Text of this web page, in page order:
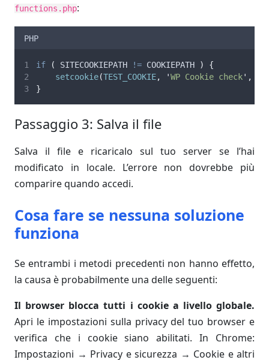
functions.php:
PHP
if ( SITECOOKIEPATH != COOKIEPATH )
{
setcookie(TEST_COOKIE, 'WP Cookie check' ,
}
Passaggio 3: Salva il file
Salva il file e ricaricalo sul tuo server se l’hai
modificato in locale. L’errore non dovrebbe più
comparire quando accedi.
Cosa fare se nessuna soluzione
funziona
Se entrambi i metodi precedenti non hanno effetto,
la causa è probabilmente una delle seguenti:
Il browser blocca tutti i cookie a livello globale.
Apri le impostazioni sulla privacy del tuo browser e
verifica che i cookie siano abilitati. In Chrome:
Impostazioni → Privacy e sicurezza → Cookie e altri